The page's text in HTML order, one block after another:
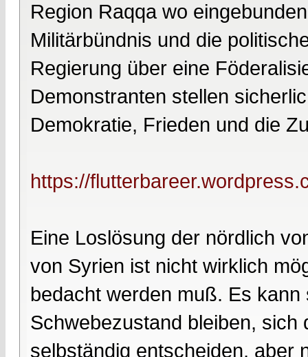
Region Raqqa wo
Militärbündnis und die
Regierung über eine
Demonstranten stellen
Demokratie, Frieden und die
https://
Eine Loslösung der nördlich
von Syrien ist nicht wirklich
bedacht werden muß. Es
Schwebezustand bleiben,
selbständig entscheiden, aber